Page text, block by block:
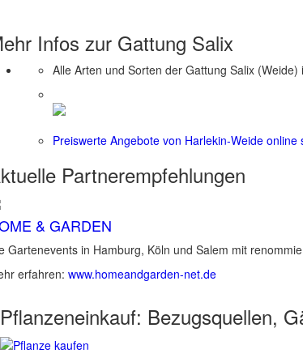
Infos zur Gattung Salix
Alle Arten und Sorten der Gattung Salix (Weide)
Preiswerte Angebote von Harlekin-Weide online
Partnerempfehlungen
& GARDEN
Gartenevents in Hamburg, Köln und Salem mit
erfahren: www.homeandgarden-net.de
Pflanzeneinkauf: Bezugsquellen,